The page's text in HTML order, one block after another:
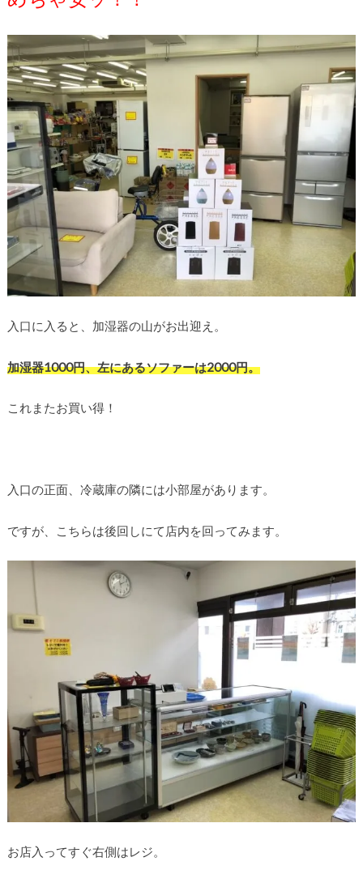
入口に入ると、加湿器の山がお出迎え。
加湿器1000円、左にあるソファーは2000円。
これまたお買い得！
入口の正面、冷蔵庫の隣には小部屋があります。
ですが、こちらは後回しにて店内を回ってみます。
お店入ってすぐ右側はレジ。